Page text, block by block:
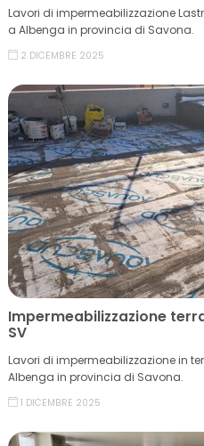
Lavori di impermeabilizzazione
a Albenga in provincia di Savona.
2 DICEMBRE 2025
Impermeabilizzazione
SV
Lavori di impermeabilizzazione in
Albenga in provincia di Savona.
1 DICEMBRE 2025